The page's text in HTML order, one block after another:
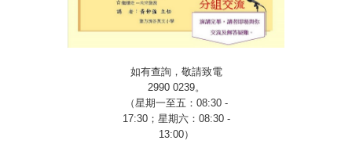
如有查詢，敬請致電
2990 0239。
（星期一至五： 08:30 -
17:30；星期六： 08:30 -
13:00）